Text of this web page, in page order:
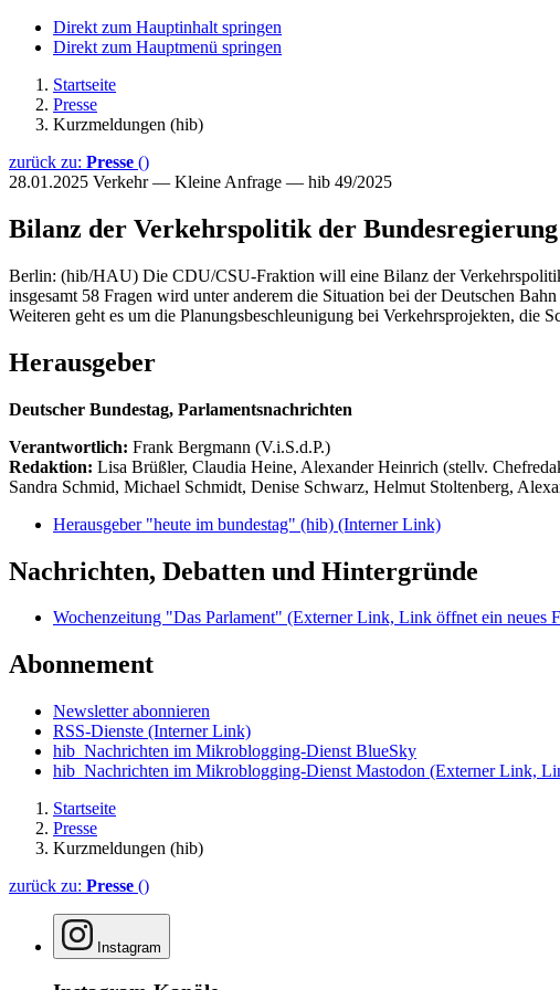
Direkt zum Hauptinhalt springen
Direkt zum Hauptmenü springen
Startseite
Presse
Kurzmeldungen (hib)
zurück zu: Presse ()
28.01.2025 Verkehr — Kleine Anfrage — hib 49/2025
Bilanz der Verkehrspolitik der Bundesregierung
Berlin: (hib/HAU) Die CDU/CSU-Fraktion will eine Bilanz der
insgesamt 58 Fragen wird unter anderem die Situation bei der Deutschen
Weiteren geht es um die Planungsbeschleunigung bei Verkehrsprojekten,
Herausgeber
Deutscher Bundestag, Parlamentsnachrichten
Verantwortlich: Frank Bergmann (V.i.S.d.P.)
Redaktion: Lisa Brüßler, Claudia Heine, Alexander Heinrich (stellv.
Sandra Schmid, Michael Schmidt, Denise Schwarz, Helmut Stoltenberg,
Herausgeber "heute im bundestag" (hib) (Interner Link)
Nachrichten, Debatten und Hintergründe
Wochenzeitung "Das Parlament" (Externer Link, Link öffnet ein neues
Abonnement
Newsletter abonnieren
RSS-Dienste (Interner Link)
hib_Nachrichten im Mikroblogging-Dienst BlueSky
hib_Nachrichten im Mikroblogging-Dienst Mastodon (Externer Link,
Startseite
Presse
Kurzmeldungen (hib)
zurück zu: Presse ()
Instagram